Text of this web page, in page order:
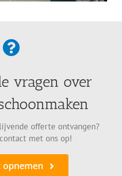
vragen over
offerte ontvangen?
met ons op!
opnemen